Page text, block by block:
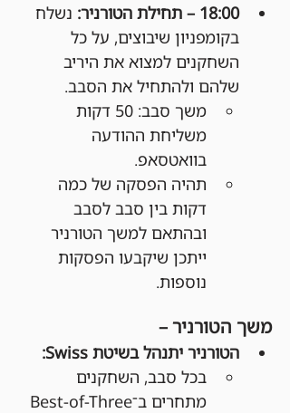
18:00 – תחילת הטורניר:
נשלח
בקומפניון שיבוצים, על כל
השחקנים למצוא את היריב
שלהם ולהתחיל את הסבב.
משך סבב: 50 דקות
משליחת ההודעה
בוואטסאפ.
תהיה הפסקה של כמה
דקות בין סבב לסבב
ובהתאם למשך הטורניר
ייתכן שיקבעו הפסקות
נוספות.
משך הטורניר –
הטורניר יתנהל בשיטת Swiss:
בכל סבב, השחקנים